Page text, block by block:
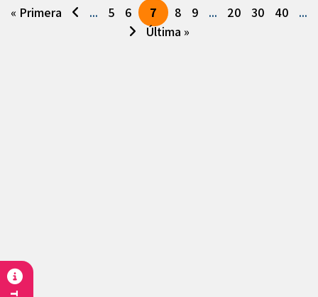
« Primera ... 5 6 7 8 9 ... 20 30 40
...
Última »